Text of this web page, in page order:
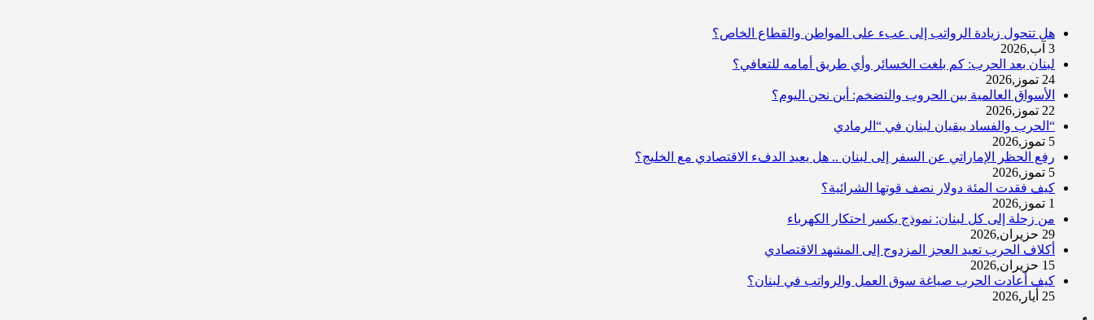
هل تتحول زيادة الرواتب إلى عبء على المواطن والقطاع الخاص؟
3 آب,2026
لبنان بعد الحرب: كم بلغت الخسائر وأي طريق أمامه للتعافي؟
24 تموز,2026
الأسواق العالمية بين الحروب والتضخم: أين نحن اليوم؟
22 تموز,2026
“الحرب والفساد يبقيان لبنان في “الرمادي
5 تموز,2026
رفع الحظر الإماراتي عن السفر إلى لبنان .. هل يعيد الدفء الاقتصادي مع الخليج؟
5 تموز,2026
كيف فقدت المئة دولار نصف قوتها الشرائية؟
1 تموز,2026
من زحلة إلى كل لبنان: نموذج يكسر احتكار الكهرباء
29 حزيران,2026
أكلاف الحرب تعيد العجز المزدوج إلى المشهد الاقتصادي
15 حزيران,2026
كيف أعادت الحرب صياغة سوق العمل والرواتب في لبنان؟
25 أيار,2026